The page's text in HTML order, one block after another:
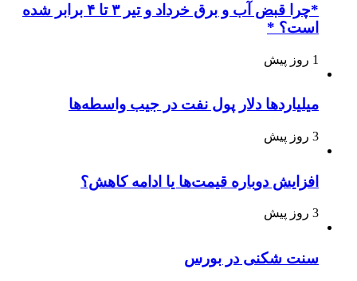
*چرا قبض آب و برق خرداد و تیر ۳ تا ۴ برابر شده
است؟ *
1 روز پیش
میلیاردها دلار پول نفت در جیب واسطه‌ها
3 روز پیش
افزایش دوباره قیمت‌ها یا ادامه کاهش؟
3 روز پیش
سنت شکنی در بورس